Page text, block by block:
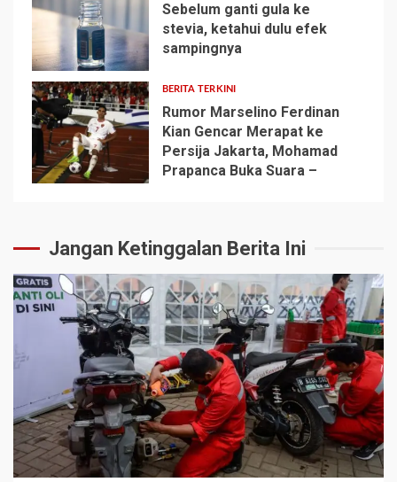
4
Sebelum ganti gula ke
stevia, ketahui dulu efek
sampingnya
5
BERITA TERKINI
Rumor Marselino Ferdinan
Kian Gencar Merapat ke
Persija Jakarta, Mohamad
Prapanca Buka Suara –
Jangan Ketinggalan Berita Ini